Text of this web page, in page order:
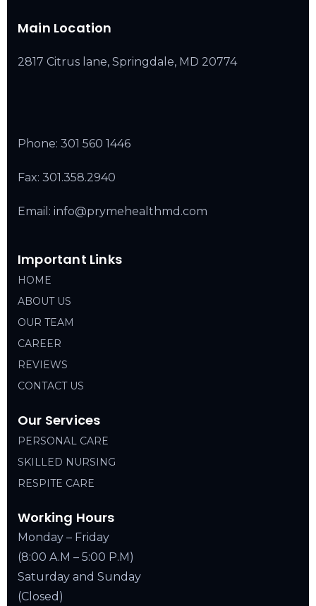
Main Location
2817 Citrus lane, Springdale, MD 20774
Phone: 301 560 1446
Fax: 301.358.2940
Email: info@prymehealthmd.com
Important Links
HOME
ABOUT US
OUR TEAM
CAREER
REVIEWS
CONTACT US
Our Services
PERSONAL CARE
SKILLED NURSING
RESPITE CARE
Working Hours
Monday – Friday
(8:00 A.M – 5:00 P.M)
Saturday and Sunday
(Closed)